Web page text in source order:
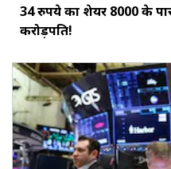
34 रुपये का शेयर ₹8000 के
करोड़पति!